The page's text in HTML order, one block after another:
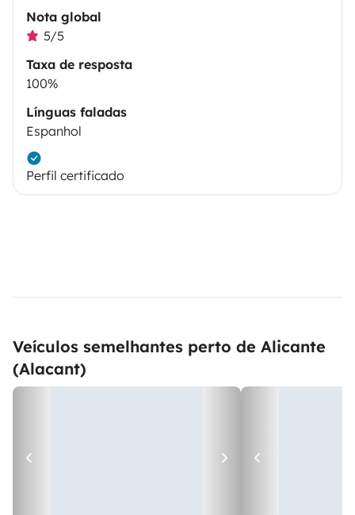
Nota global
5/5
Taxa de resposta
100%
Línguas faladas
Espanhol
Perfil certificado
Veículos semelhantes perto de Alicante
(Alacant)